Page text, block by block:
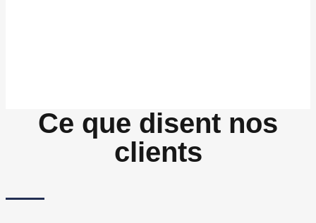
Ce que disent nos
clients